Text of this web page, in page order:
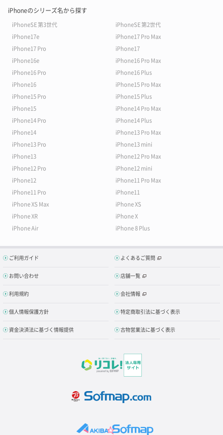
iPhoneのシリーズ名から探す
iPhoneSE 第3世代
iPhoneSE 第2世代
iPhone17e
iPhone17 Pro Max
iPhone17 Pro
iPhone17
iPhone16e
iPhone16 Pro Max
iPhone16 Pro
iPhone16 Plus
iPhone16
iPhone15 Pro Max
iPhone15 Pro
iPhone15 Plus
iPhone15
iPhone14 Pro Max
iPhone14 Pro
iPhone14 Plus
iPhone14
iPhone13 Pro Max
iPhone13 Pro
iPhone13 mini
iPhone13
iPhone12 Pro Max
iPhone12 Pro
iPhone12 mini
iPhone12
iPhone11 Pro Max
iPhone11 Pro
iPhone11
iPhone XS Max
iPhone XS
iPhone XR
iPhone X
iPhone Air
iPhone 8 Plus
ご利用ガイド よくあるご質問
お問い合わせ 店舗一覧
利用規約 会社情報
個人情報保護方針 特定商取引法に基づく表示
資金決済法に基づく情報提供 古物営業法に基づく表示